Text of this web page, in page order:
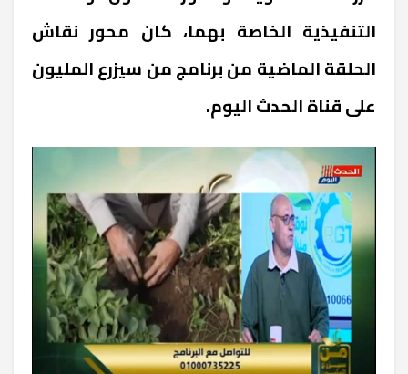
التنفيذية الخاصة بهما، كان محور نقاش
الحلقة الماضية من برنامج من سيزرع المليون
على قناة الحدث اليوم.